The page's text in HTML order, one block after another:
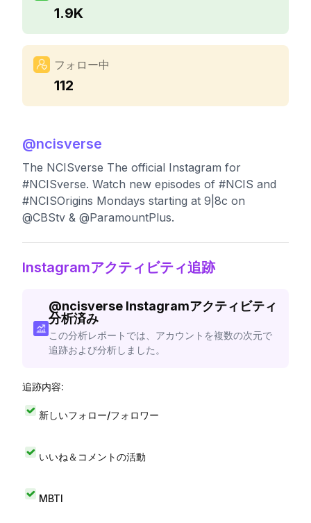
1.9K
フォロー中
112
@ncisverse
The NCISverse The official Instagram for
#NCISverse. Watch new episodes of #NCIS and
#NCISOrigins Mondays starting at 9|8c on
@CBStv & @ParamountPlus.
Instagramアクティビティ追跡
@ncisverse Instagramアクティビティ
分析済み
この分析レポートでは、アカウントを複数の次元で
追跡および分析しました。
追跡内容:
新しいフォロー/フォロワー
いいね＆コメントの活動
MBTI